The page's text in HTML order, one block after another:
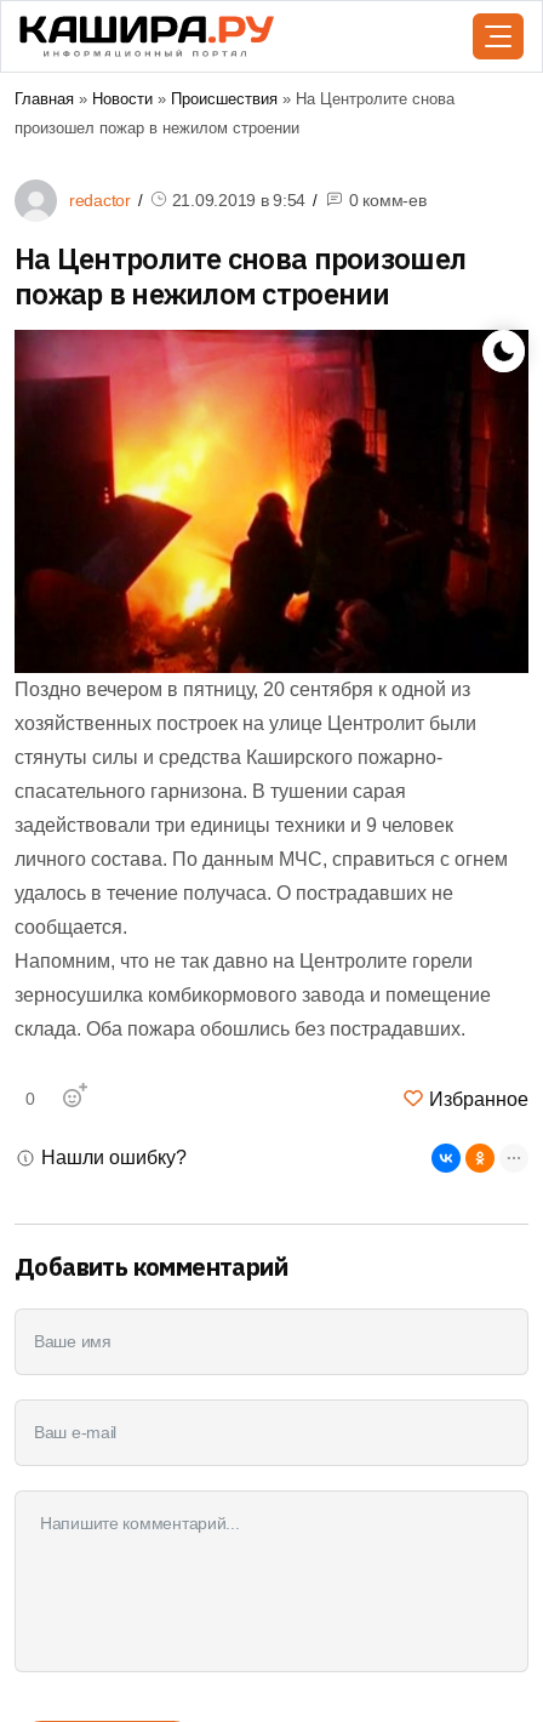
Главная » Новости » Происшествия » На Центролите снова
произошел пожар в нежилом строении
redactor 21.09.2019 в9:54 0 комм-ев
На Центролите снова произошел
пожар в нежилом строении
Поздно вечером в пятницу, 20 сентября к одной из
хозяйственных построек на улице Центролит были
стянуты силы и средства Каширского пожарно-
спасательного гарнизона. В тушении сарая
задействовали три единицы техники и 9 человек
личного состава. По данным МЧС, справиться с огнем
удалось в течение получаса. О пострадавших не
сообщается.
Напомним, что не так давно на Центролите горели
зерносушилка комбикормового завода и помещение
склада. Оба пожара обошлись без пострадавших.
0 Избранное
Нашли ошибку?
Добавить комментарий